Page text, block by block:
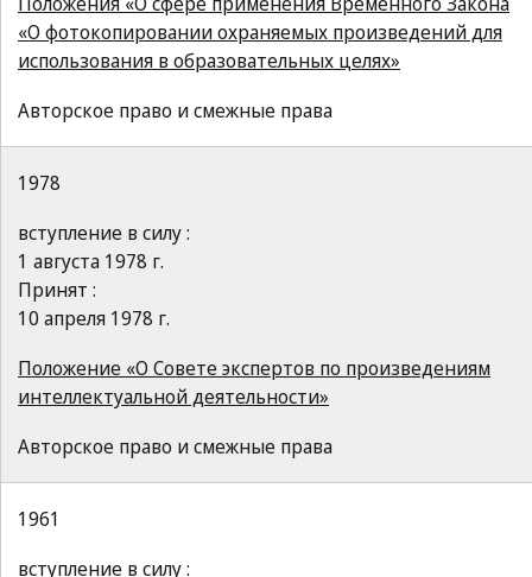
«О фотокопировании охраняемых произведений для
использования в образовательных целях»
Авторское право и смежные права
1978
вступление в силу :
1 августа 1978 г.
Принят :
10 апреля 1978 г.
Положение «О Совете экспертов по произведениям
интеллектуальной деятельности»
Авторское право и смежные права
1961
вступление в силу :